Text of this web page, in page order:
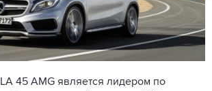
45 AMG является лидером по